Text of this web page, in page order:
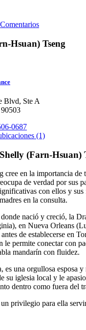
Comentarios
Hsuan) Tseng
Blvd, Ste A
0687
(1)
(Farn-Hsuan)
cree en la importancia de
de verdad por sus
con ellos y
en la consulta.
nació y creció, la
en Nueva Orleans
de establecerse en
le permite conectar con
mandarín con fluidez.
es una orgullosa esposa
su iglesia local y le
dentro como fuera del
privilegio para ella